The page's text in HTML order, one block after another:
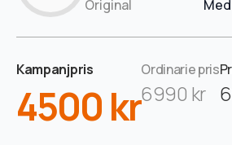
Original
Kampanjpris
4500 kr
Ordinarie pris
6990 kr